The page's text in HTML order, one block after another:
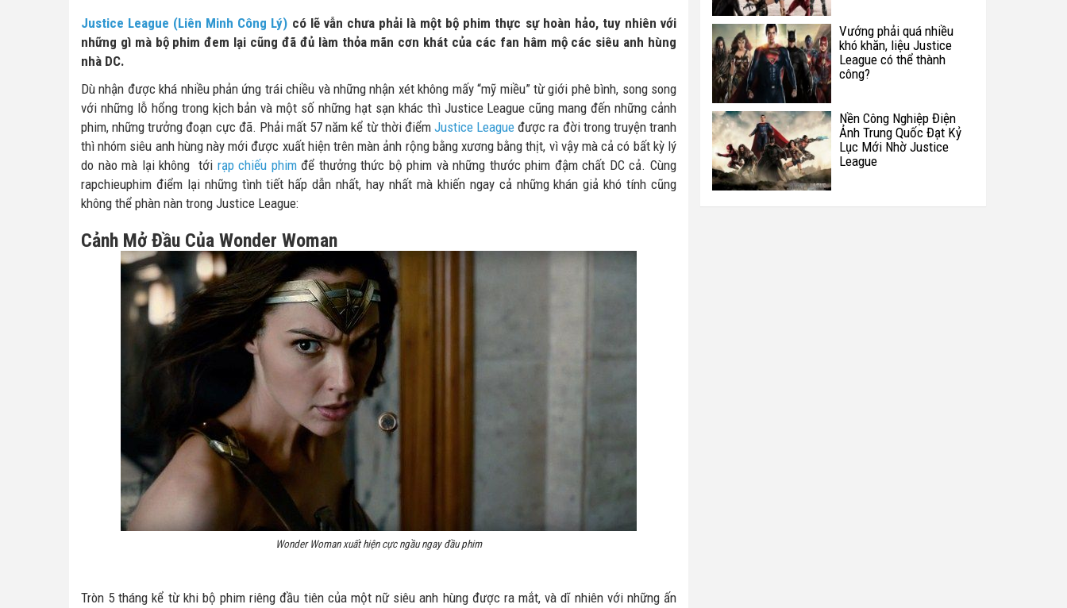
Justice League (Liên Minh Công Lý) có lẽ vẫn chưa phải là một bộ phim thực sự hoàn hảo, tuy nhiên với
những gì mà bộ phim đem lại cũng đã đủ làm thỏa mãn cơn khát của các fan hâm mộ các siêu anh hùng
nhà DC.
Dù nhận được khá nhiều phản ứng trái chiều và những nhận xét không mấy “mỹ miều” từ giới phê bình, song song
với những lỗ hổng trong kịch bản và một số những hạt sạn khác thì Justice League cũng mang đến những cảnh
phim, những trưởng đoạn cực đã. Phải mất 57 năm kể từ thời điểm Justice League được ra đời trong truyện tranh
thì nhóm siêu anh hùng này mới được xuất hiện trên màn ảnh rộng bằng xương bằng thịt, vì vậy mà cả có bất kỳ lý
do nào mà lại không tới rạp chiếu phimđể thưởng thức bộ phim và những thước phim đậm chất DC cả. Cùng
rapchieuphim điểm lại những tình tiết hấp dẫn nhất, hay nhất mà khiến ngay cả những khán giả khó tính cũng
không thể phàn nàn trong Justice League:
Cảnh Mở Đầu Của Wonder Woman
Wonder Woman xuất hiện cực ngầu ngay đầu phim
Tròn 5 tháng kể từ khi bộ phim riêng đầu tiên của một nữ siêu anh hùng được ra mắt, và dĩ nhiên với những ấn
Vướng phải quá nhiều
khó khăn, liệu Justice
League có thể thành
công?
Nền Công Nghiệp Điện
Ảnh Trung Quốc Đạt Kỷ
Lục Mới Nhờ Justice
League